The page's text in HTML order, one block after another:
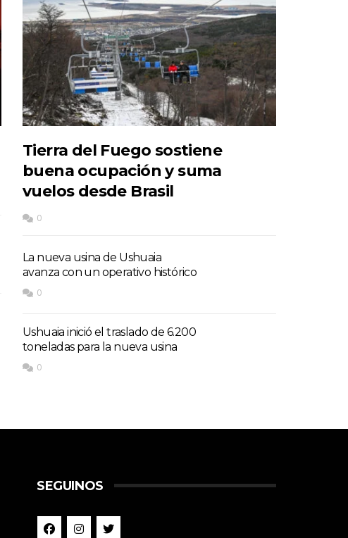
Tierra del Fuego sostiene
buena ocupación y suma
vuelos desde Brasil
0
La nueva usina de Ushuaia
avanza con un operativo histórico
0
Ushuaia inició el traslado de 6.200
toneladas para la nueva usina
0
SEGUINOS